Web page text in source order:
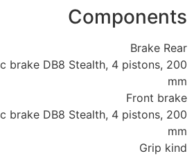
Components
Brake Rear
brake DB8 Stealth, 4 pistons, 200
mm
Front brake
brake DB8 Stealth, 4 pistons, 200
mm
Grip kind